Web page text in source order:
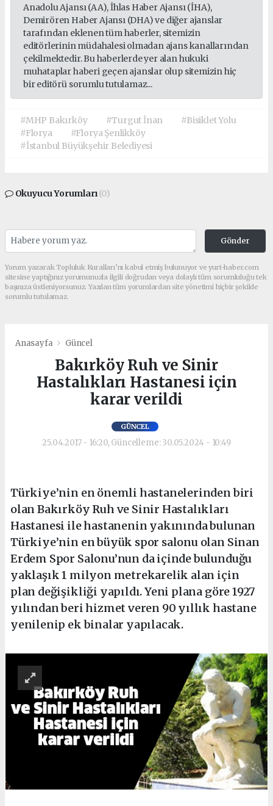
Anadolu Ajansı (AA), İhlas Haber Ajansı (İHA),
Demirören Haber Ajansı (DHA) ve diğer ajanslar
tarafından eklenen tüm haberler, sitemizin
editörlerinin müdahalesi olmadan ajans kanallarından
çekilmektedir. Bu haberlerde yer alan hukuki
muhataplar haberi geçen ajanslar olup sitemizin hiç
bir editörü sorumlu tutulamaz...
#MHP Bakırköy #Turgut İnan
#Bisiklet Yolu
#Florya
#Florya Şenlikköy
#İstanbul Büyükşehir Belediyesi
Okuyucu Yorumları(0)
Gönder
Yorum yazarak Topluluk Kuralları’nı kabul etmiş bulunuyor ve yurt-haber.com
sitesine yaptığınız yorumunuzla ilgili doğrudan veya dolaylı tüm sorumluluğu tek
başınıza üstleniyorsunuz. Yazılan tüm yorumlardan site yönetimi hiçbir şekilde
sorumlu tutulamaz.
Anasayfa Güncel
Bakırköy Ruh ve Sinir
Hastalıkları Hastanesi için
karar verildi
GÜNCEL
25.04.2017 - 16:20, Güncelleme: 30.05.2024 - 10:49
Türkiye’nin en önemli hastanelerinden biri
olan Bakırköy Ruh ve Sinir Hastalıkları
Hastanesi ile hastanenin yakınında bulunan
Türkiye’nin en büyük spor salonu olan Sinan
Erdem Spor Salonu’nun da içinde bulunduğu
yaklaşık 1 milyon metrekarelik alan için
plan değişikliği yapıldı. Yeni plana göre 1927
yılından beri hizmet veren 90 yıllık hastane
yenilenip ek binalar yapılacak.